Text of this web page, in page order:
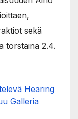
sekä
torstaina 2.4.
Hearing
Galleria